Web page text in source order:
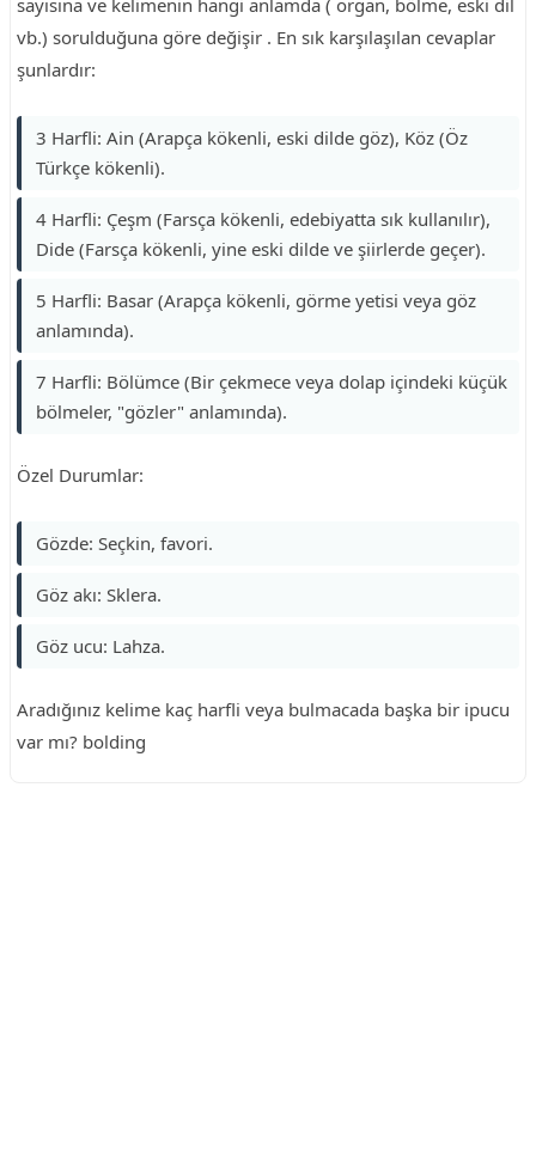
sayısına ve kelimenin hangi anlamda ( organ, bölme, eski dil
vb.) sorulduğuna göre değişir . En sık karşılaşılan cevaplar
şunlardır:
3 Harfli: Ain (Arapça kökenli, eski dilde göz), Köz (Öz
Türkçe kökenli).
4 Harfli: Çeşm (Farsça kökenli, edebiyatta sık kullanılır),
Dide (Farsça kökenli, yine eski dilde ve şiirlerde geçer).
5 Harfli: Basar (Arapça kökenli, görme yetisi veya göz
anlamında).
7 Harfli: Bölümce (Bir çekmece veya dolap içindeki küçük
bölmeler, "gözler" anlamında).
Özel Durumlar:
Gözde: Seçkin, favori.
Göz akı: Sklera.
Göz ucu: Lahza.
Aradığınız kelime kaç harfli veya bulmacada başka bir ipucu
var mı? bolding